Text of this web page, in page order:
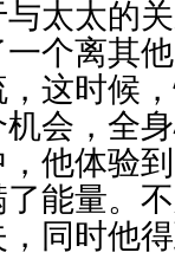
与太太的
一个离其
，这时候
机会，全
，他体验
了能量。
，同时他